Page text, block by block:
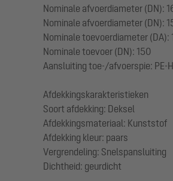
Nominale afvoerdiameter (DN):
Nominale afvoerdiameter (DN):
Nominale toevoerdiameter (DA):
Nominale toevoer (DN): 150
Aansluiting toe-/afvoerspie: PE-
Afdekkingskarakteristieken
Soort afdekking: Deksel
Afdekkingsmateriaal: Kunststof
Afdekking kleur: paars
Vergrendeling: Snelspansluiting
Dichtheid: geurdicht